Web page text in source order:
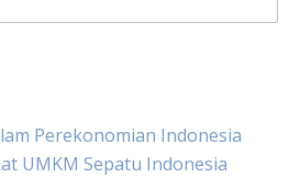
Perekonomian Indonesia
UMKM Sepatu Indonesia